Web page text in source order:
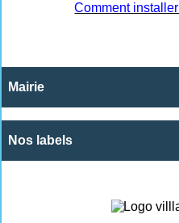
Comment installer
Mairie
Nos labels